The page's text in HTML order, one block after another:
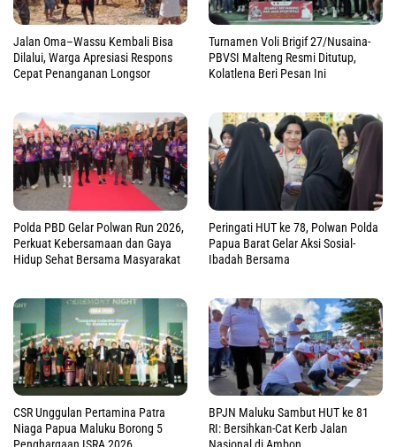
Jalan Oma–Wassu Kembali Bisa
Dilalui, Warga Apresiasi Respons
Cepat Penanganan Longsor
Turnamen Voli Brigif 27/Nusaina-
PBVSI Malteng Resmi Ditutup,
Kolatlena Beri Pesan Ini
Polda PBD Gelar Polwan Run 2026,
Perkuat Kebersamaan dan Gaya
Hidup Sehat Bersama Masyarakat
Peringati HUT ke 78, Polwan Polda
Papua Barat Gelar Aksi Sosial-
Ibadah Bersama
CSR Unggulan Pertamina Patra
Niaga Papua Maluku Borong 5
BPJN Maluku Sambut HUT ke 81
RI: Bersihkan-Cat Kerb Jalan